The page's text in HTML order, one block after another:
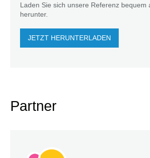
Laden Sie sich unsere Referenz bequem
herunter.
JETZT HERUNTERLADEN
Partner